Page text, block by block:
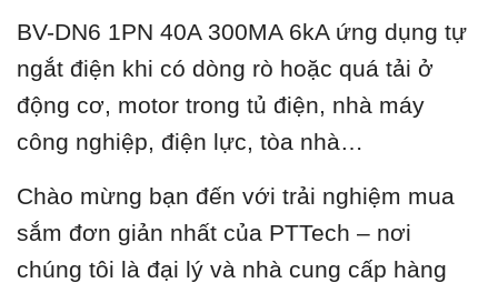
BV-DN6 1PN 40A 300MA 6kA ứng dụng tự
ngắt điện khi có dòng rò hoặc quá tải ở
động cơ, motor trong tủ điện, nhà máy
công nghiệp, điện lực, tòa nhà…
Chào mừng bạn đến với trải nghiệm mua
sắm đơn giản nhất của PTTech – nơi
chúng tôi là đại lý và nhà cung cấp hàng